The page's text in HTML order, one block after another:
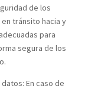
de los
tránsito hacia y
para
segura de los
En caso de